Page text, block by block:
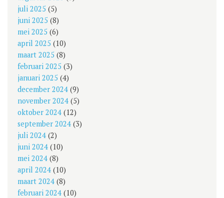
juli 2025 (5)
juni 2025 (8)
mei 2025 (6)
april 2025 (10)
maart 2025 (8)
februari 2025 (3)
januari 2025 (4)
december 2024 (9)
november 2024 (5)
oktober 2024 (12)
september 2024 (3)
juli 2024 (2)
juni 2024 (10)
mei 2024 (8)
april 2024 (10)
maart 2024 (8)
februari 2024 (10)